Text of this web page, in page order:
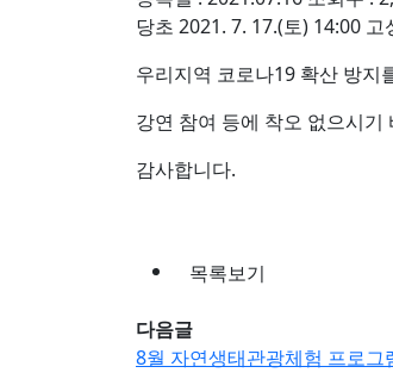
당초 2021. 7. 17.(토) 14:00
우리지역 코로나19 확산 방지
강연 참여 등에 착오 없으시
감사합니다.
목록보기
다음글
8월 자연생태관광체험 프로그